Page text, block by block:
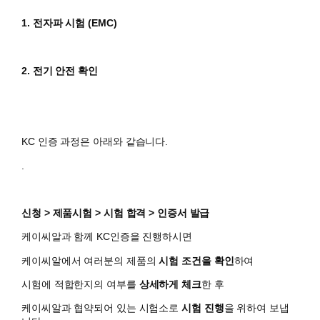
1. 전자파 시험 (EMC)
2. 전기 안전 확인
KC 인증 과정은 아래와 같습니다.
신청 > 제품시험 > 시험 합격 > 인증서 발급
케이씨알과 함께 KC인증을 진행하시면
​케이씨알에서 여러분의 제품의시험 조건을 확인 하여
시험에 적합한지의 여부를 상세하게 체크한 후
케이씨알과 협약되어 있는 시험소로시험 진행을 위하여 보냅